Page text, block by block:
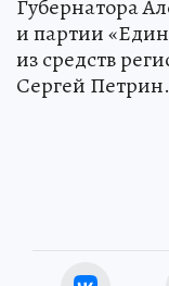
Губернатора
и партии
из средств
Сергей Петрин.